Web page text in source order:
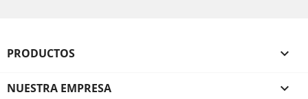
PRODUCTOS 
NUESTRA EMPRESA 